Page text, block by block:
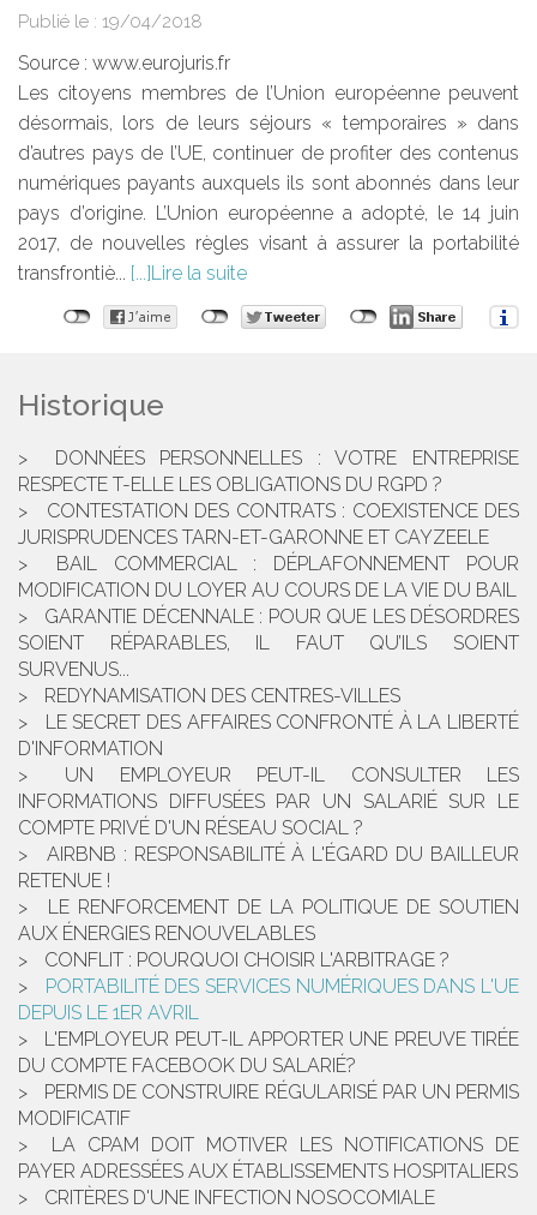
Publié le : 19/04/2018
Source : www.eurojuris.fr
Les citoyens membres de l’Union européenne peuvent
désormais, lors de leurs séjours « temporaires » dans
d’autres pays de l’UE, continuer de profiter des contenus
numériques payants auxquels ils sont abonnés dans leur
pays d’origine. L’Union européenne a adopté, le 14 juin
2017, de nouvelles règles visant à assurer la portabilité
transfrontiè...
Lire la suite
Historique
DONNÉES PERSONNELLES : VOTRE ENTREPRISE
RESPECTE T-ELLE LES OBLIGATIONS DU RGPD ?
CONTESTATION DES CONTRATS : COEXISTENCE DES
JURISPRUDENCES TARN-ET-GARONNE ET CAYZEELE
BAIL COMMERCIAL : DÉPLAFONNEMENT POUR
MODIFICATION DU LOYER AU COURS DE LA VIE DU BAIL
GARANTIE DÉCENNALE : POUR QUE LES DÉSORDRES
SOIENT RÉPARABLES, IL FAUT QU’ILS SOIENT
SURVENUS...
REDYNAMISATION DES CENTRES-VILLES
LE SECRET DES AFFAIRES CONFRONTÉ À LA LIBERTÉ
D'INFORMATION
UN EMPLOYEUR PEUT-IL CONSULTER LES
INFORMATIONS DIFFUSÉES PAR UN SALARIÉ SUR LE
COMPTE PRIVÉ D'UN RÉSEAU SOCIAL ?
AIRBNB : RESPONSABILITÉ À L'ÉGARD DU BAILLEUR
RETENUE !
LE RENFORCEMENT DE LA POLITIQUE DE SOUTIEN
AUX ÉNERGIES RENOUVELABLES
CONFLIT : POURQUOI CHOISIR L'ARBITRAGE ?
PORTABILITÉ DES SERVICES NUMÉRIQUES DANS L'UE
DEPUIS LE 1ER AVRIL
L'EMPLOYEUR PEUT-IL APPORTER UNE PREUVE TIRÉE
DU COMPTE FACEBOOK DU SALARIÉ?
PERMIS DE CONSTRUIRE RÉGULARISÉ PAR UN PERMIS
MODIFICATIF
LA CPAM DOIT MOTIVER LES NOTIFICATIONS DE
PAYER ADRESSÉES AUX ÉTABLISSEMENTS HOSPITALIERS
CRITÈRES D'UNE INFECTION NOSOCOMIALE